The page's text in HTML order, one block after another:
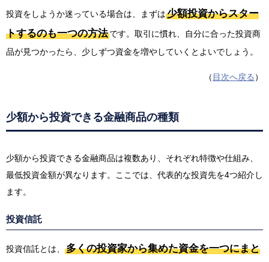
投資をしようか迷っている場合は、まずは少額投資からスター
トするのも一つの方法です。取引に慣れ、自分に合った投資商
品が見つかったら、少しずつ資金を増やしていくとよいでしょう。
（ 目次へ戻る ）
少額から投資できる金融商品の種類
少額から投資できる金融商品は複数あり、それぞれ特徴や仕組み、
最低投資金額が異なります。ここでは、代表的な投資先を4つ紹介し
ます。
投資信託
投資信託とは、
多くの投資家から集めた資金を一つにまと